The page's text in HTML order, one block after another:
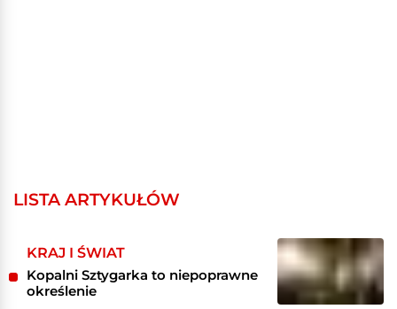
LISTA ARTYKUŁÓW
KRAJ I ŚWIAT
Kopalni Sztygarka to niepoprawne
określenie